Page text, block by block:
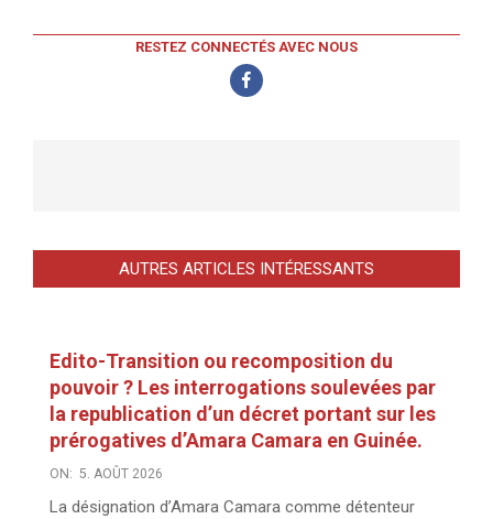
RESTEZ CONNECTÉS AVEC NOUS
AUTRES ARTICLES INTÉRESSANTS
Edito-Transition ou recomposition du
pouvoir ? Les interrogations soulevées par
la republication d’un décret portant sur les
prérogatives d’Amara Camara en Guinée.
ON: 5. AOÛT 2026
La désignation d’Amara Camara comme détenteur